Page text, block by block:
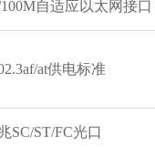
自适应以太网接口
at供电标准
SC/ST/FC光口